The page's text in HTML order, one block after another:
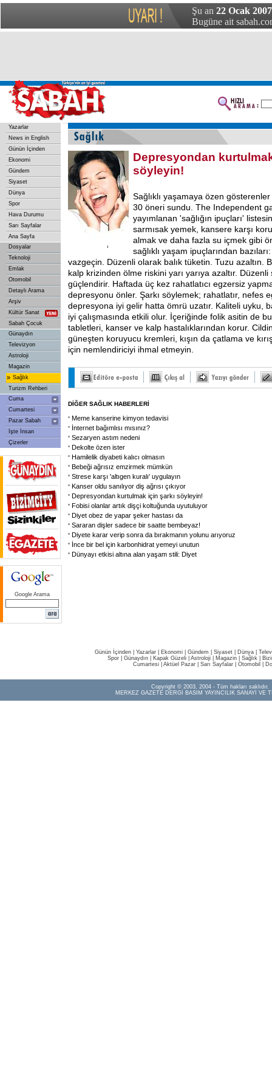
Şu an 22 Ocak
Bugüne ait
Yazarlar
News in English
Günün İçinden
Ekonomi
Gündem
Siyaset
Dünya
Spor
Hava Durumu
Sarı Sayfalar
Ana Sayfa
Dosyalar
Teknoloji
Emlak
Otomobil
Detaylı Arama
Arşiv
Kültür Sanat
Sabah Çocuk
Günaydın
Televizyon
Astroloji
Magazin
» Sağlık
Turizm Rehberi
Cuma
Cumartesi
Pazar Sabah
İşte İnsan
Çizerler
Google Arama
Depresyondan
söyleyin!
Sağlıklı yaşamaya özen
30 öneri sundu. The Independent
yayımlanan 'sağlığın ipuçları'
sarmısak yemek, kansere karşı
almak ve daha fazla su içmek gibi
sağlıklı yaşam ipuçlarından
vazgeçin. Düzenli olarak balık tüketin. Tuzu azaltın.
kalp krizinden ölme riskini yarı yarıya azaltır. Düzenli
güçlendirir. Haftada üç kez rahatlatıcı egzersiz
depresyonu önler. Şarkı söylemek; rahatlatır, nefes
depresyona iyi gelir hatta ömrü uzatır. Kaliteli uyku,
iyi çalışmasında etkili olur. İçeriğinde folik asitin de
tabletleri, kanser ve kalp hastalıklarından korur.
güneşten koruyucu kremleri, kışın da çatlama ve
için nemlendiriciyi ihmal etmeyin.
DİĞER SAĞLIK HABERLERİ
Meme kanserine kimyon tedavisi
İnternet bağımlısı mısınız?
Sezaryen astım nedeni
Dekolte özen ister
Hamilelik diyabeti kalıcı olmasın
Bebeği ağrısız emzirmek mümkün
Strese karşı 'altıgen kuralı' uygulayın
Kanser oldu sanılıyor diş ağrısı çıkıyor
Depresyondan kurtulmak için şarkı söyleyin!
Fobisi olanlar artık dişçi koltuğunda uyutuluyor
Diyet obez de yapar şeker hastası da
Sararan dişler sadece bir saatte bembeyaz!
Diyete karar verip sonra da bırakmanın yolunu arıyoruz
İnce bir bel için karbonhidrat yemeyi unutun
Dünyayı etkisi altına alan yaşam stili: Diyet
Günün İçinden Yazarlar Ekonomi Gündem Siyaset Dünya |
Spor
Günaydın Kapak Güzeli Astroloji Magazin Sağlık
Cumartesi| Aktüel Pazar| Sarı Sayfalar| Otomobil
Copyright © 2003, 2004 - Tüm hakları saklıdır.
MERKEZ GAZETE DERGİ BASIM YAYINCILIK SANAYİ VE